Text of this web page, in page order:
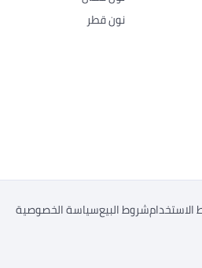
نون قطر
شروط البيعسياسة الخصوصية